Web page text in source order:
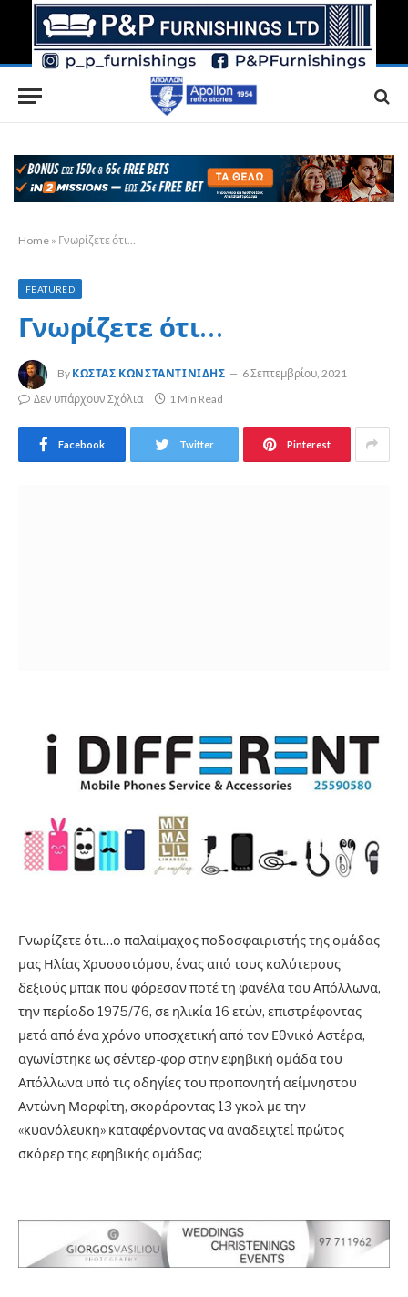
Home » Γνωρίζετε ότι…
FEATURED
Γνωρίζετε ότι…
By ΚΏΣΤΑΣ ΚΩΝΣΤΑΝΤΙΝΊΔΗΣ
6 Σεπτεμβρίου, 2021
Δεν υπάρχουν Σχόλια
1 Min Read
Facebook Twitter Pinterest
Γνωρίζετε ότι…ο παλαίμαχος ποδοσφαιριστής της ομάδας
μας Ηλίας Χρυσοστόμου, ένας από τους καλύτερους
δεξιούς μπακ που φόρεσαν ποτέ τη φανέλα του Απόλλωνα,
την περίοδο 1975/76, σε ηλικία 16 ετών, επιστρέφοντας
μετά από ένα χρόνο υποσχετική από τον Εθνικό Αστέρα,
αγωνίστηκε ως σέντερ-φορ στην εφηβική ομάδα του
Απόλλωνα υπό τις οδηγίες του προπονητή αείμνηστου
Αντώνη Μορφίτη, σκοράροντας 13 γκολ με την
«κυανόλευκη» καταφέρνοντας να αναδειχτεί πρώτος
σκόρερ της εφηβικής ομάδας;